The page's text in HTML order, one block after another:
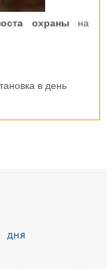
охраны на
в день
дня